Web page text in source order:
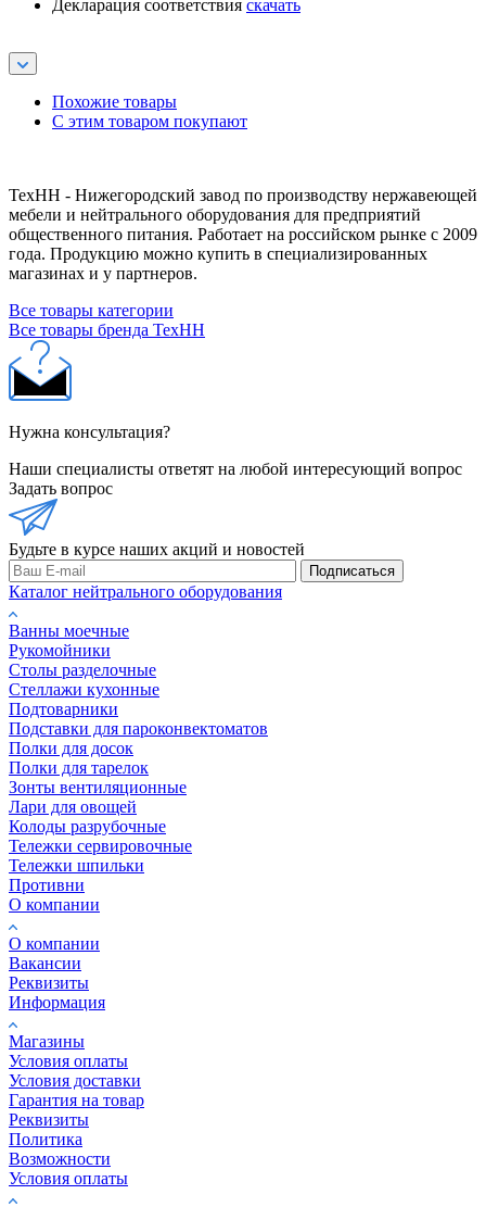
Декларация соответствия скачать
Похожие товары
С этим товаром покупают
ТехНН - Нижегородский завод по производству нержавеющей
мебели и нейтрального оборудования для предприятий
общественного питания. Работает на российском рынке с 2009
года. Продукцию можно купить в специализированных
магазинах и у партнеров.
Все товары категории
Все товары бренда ТехНН
Нужна консультация?
Наши специалисты ответят на любой интересующий вопрос
Задать вопрос
Будьте в курсе наших акций и новостей
Подписаться
Каталог нейтрального оборудования
Ванны моечные
Рукомойники
Столы разделочные
Стеллажи кухонные
Подтоварники
Подставки для пароконвектоматов
Полки для досок
Полки для тарелок
Зонты вентиляционные
Лари для овощей
Колоды разрубочные
Тележки сервировочные
Тележки шпильки
Противни
О компании
О компании
Вакансии
Реквизиты
Информация
Магазины
Условия оплаты
Условия доставки
Гарантия на товар
Реквизиты
Политика
Возможности
Условия оплаты